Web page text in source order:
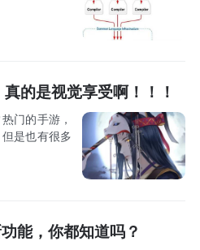
的是视觉享受啊！！！
门的手游，
是也有很多
能，你都知道吗？